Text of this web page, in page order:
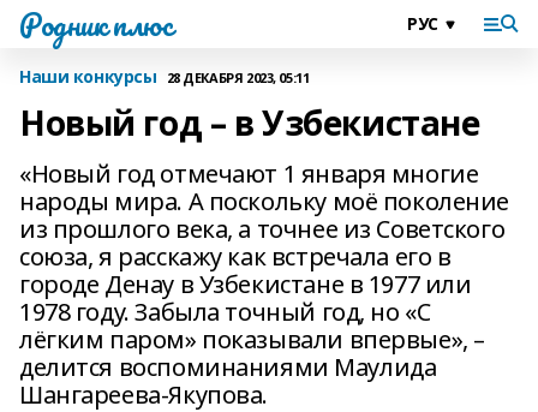
Родник плюс
Наши конкурсы 28 ДЕКАБРЯ 2023, 05:11
Новый год – в Узбекистане
«Новый год отмечают 1 января многие
народы мира. А поскольку моё поколение
из прошлого века, а точнее из Советского
союза, я расскажу как встречала его в
городе Денау в Узбекистане в 1977 или
1978 году. Забыла точный год, но «С
лёгким паром» показывали впервые», –
делится воспоминаниями Маулида
Шангареева-Якупова.